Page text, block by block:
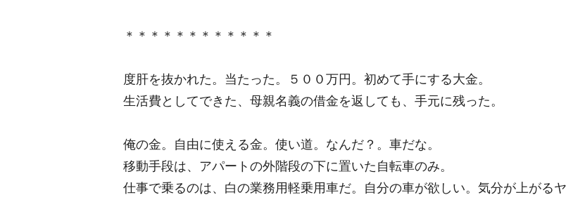
＊＊＊＊＊＊＊＊＊＊＊＊
度肝を抜かれた。当たった。５００万円。初めて手にする大金。
生活費としてできた、母親名義の借金を返しても、手元に残った。
俺の金。自由に使える金。使い道。なんだ？。車だな。
移動手段は、アパートの外階段の下に置いた自転車のみ。
仕事で乗るのは、白の業務用軽乗用車だ。自分の車が欲しい。気分が上がるヤ